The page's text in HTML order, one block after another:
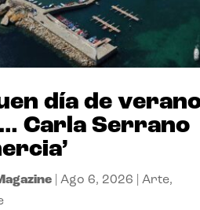
día de
Carla Serrano
| Ago 6, 2026 Arte,